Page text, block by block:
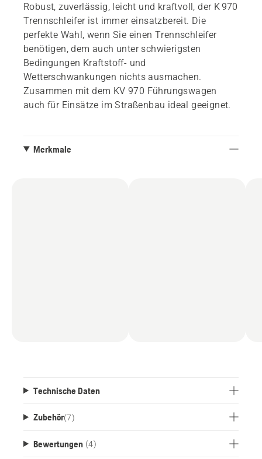
Robust, zuverlässig, leicht und kraftvoll, der K 970
Trennschleifer ist immer einsatzbereit. Die
perfekte Wahl, wenn Sie einen Trennschleifer
benötigen, dem auch unter schwierigsten
Bedingungen Kraftstoff- und
Wetterschwankungen nichts ausmachen.
Zusammen mit dem KV 970 Führungswagen
auch für Einsätze im Straßenbau ideal geeignet.
Merkmale
Technische Daten
Zubehör(7)
Bewertungen (4)